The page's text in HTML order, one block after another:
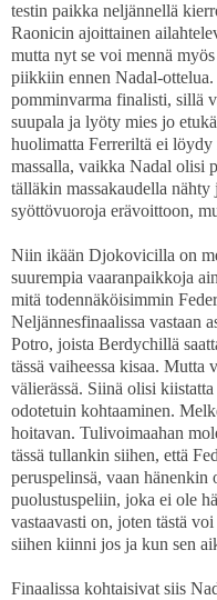
testin paikka neljännellä
Raonicin ajoittainen
mutta nyt se voi mennä
piikkiin ennen Nadal-
pomminvarma finalisti, sillä
suupala ja lyöty mies jo
huolimatta Ferreriltä ei
massalla, vaikka Nadal olisi
tälläkin massakaudella
syöttövuoroja erävoittoon,
Niin ikään Djokovicilla on
suurempia vaaranpaikkoja
mitä todennäköisimmin
Neljännesfinaalissa vastaan
Potro, joista Berdychillä
tässä vaiheessa kisaa.
välierässä. Siinä olisi
odotetuin kohtaaminen.
hoitavan. Tulivoimaahan
tässä tullankin siihen, että
peruspelinsä, vaan
puolustuspeliin, joka ei ole
vastaavasti on, joten tästä
siihen kiinni jos ja kun sen
Finaalissa kohtaisivat siis